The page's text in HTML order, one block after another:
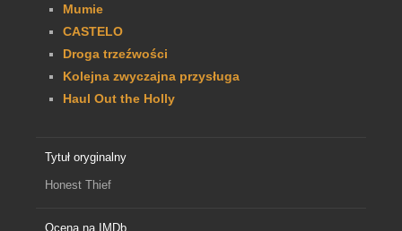
Mumie
CASTELO
Droga trzeźwości
Kolejna zwyczajna przysługa
Haul Out the Holly
Tytuł oryginalny
Honest Thief
Ocena na IMDb